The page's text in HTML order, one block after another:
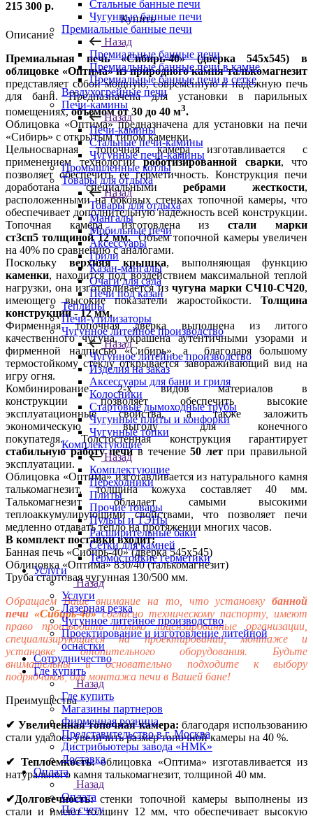
Стальные банные печи
Чугунные банные печи
Премиальные банные печи
Назад
Премиальные банные печи
Премиальные банные печи в камне
Премиальные банные печи в сетке
Воздухогрейные печи
Печи-камины
Назад
Печи-камины
Стальные печи-камины
Чугунные печи-камины
Промышленные котлы
Товары для отдыха
Назад
Товары для отдыха
Мангалы
Мобильные печи
Аксессуары
Грили
Казан-мангалы
Очаги для сада
Печи под казан
Теплицы
Печи-утилизаторы
Чугунное литейное производство
Назад
Чугунное литейное производство
Изделия на заказ
Аксессуары для бани и гриля
Колосники
Стартовые дымоходные трубы
Чугунные плиты и конфорки
Чугунные топки
Комплектующие
Назад
Комплектующие
Переходники
Плиты
Прочие товары
Пульты и ТЭНы
Расширительные баки
Сетки для камней
Термостойкие герметики
Услуги
Назад
Услуги
Лазерная резка
Чугунное литейное производство
Проектирование и изготовление литейной
оснастки
Сотрудничество
Где купить
Назад
Где купить
Магазины партнеров
Фирменная розница
Представительство в г. Москва
Дистрибьютеры завода «НМК»
Доставка
Оплата
Назад
Оплата
По счету
215 300 р.
Купить
Описание
Премиальная печь «Сибирь-40» (дверка 545х545) в
облицовке «Оптима» из природного камня талькомагнезит
представляет собой мощную, современную и надежную печь
для бани. Предназначена для установки в парильных
помещениях,объемом от 30 до 40 м3.
Облицовка «Оптима» предназначена для установки на печи
«Сибирь» с открытым типом каменки.
Цельносварная топочная камера изготавливается с
применением технологиироботизированной сварки, что
позволяет обеспечить ее герметичность. Конструкция печи
доработана специальными ребрами жесткости,
расположенными на боковых стенках топочной камеры, что
обеспечивает дополнительную надежность всей конструкции.
Топочная камера изготовлена изстали марки
ст3сп5толщиной 12 мм.Объем топочной камеры увеличен
на 40% по сравнению с аналогами.
Поскольку верхняя крышка, выполняющая функцию
каменки, находится под воздействием максимальной теплой
нагрузки, она изготавливается из чугуна марки СЧ10-СЧ20,
имеющего высокие показатели жаростойкости. Толщина
конструкции - 12 мм.
Фирменная топочная дверка выполнена из литого
качественного чугуна, украшена аутентичными узорами и
фирменной надписью «Сибирь», а благодаря большому
термостойкому стеклу открывается завораживающий вид на
игру огня.
Комбинирование 2-х видов материалов в
конструкции позволяет обеспечить высокие
эксплуатационные свойства, а также заложить
экономическую выгоду для конечного
покупателя. Толстостенная конструкция гарантирует
стабильную работу печив течение50 летпри правильной
эксплуатации.
Облицовка «Оптима» изготавливается из натурального камня
талькомагнезит, толщина кожуха составляет 40 мм.
Талькомагнезит обладает самыми высокими
теплоаккумулирующими свойствами, что позволяет печи
медленно отдавать тепло на протяжении многих часов.
В комплект поставки входит:
Банная печь «Сибирь-40» (дверка 545х545)
Облицовка «Оптима» 830/40 (талькомагнезит)
Труба стартовая чугунная 130/500 мм.
Обращаем Ваше внимание на то, что установку банной
печи «Сибирь-40»согласно техническому паспорту, имеют
право производить только лицензированные организации,
специализирующиеся на проектировании, монтаже и
установке отопительного оборудования. Будьте
внимательны и основательно подходите к выбору
подрядчиков, для монтажа печи в Вашей бане!
Преимущества
✔ Увеличенная топочная камера:благодаря использованию
стали удалось увеличить размер топочной камеры на 40 %.
✔ Теплоемкость:облицовка «Оптима» изготавливается из
натурального камня талькомагнезит, толщиной 40 мм.
✔Долговечность:стенки топочной камеры выполнены из
стали и имеют толщину 12 мм, что обеспечивает высокую